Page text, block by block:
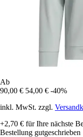
Ab
90,00 € 54,00 € -40%
inkl. MwSt. zzgl.
+2,70 € für Ihre nächste
Bestellung gutgeschrieben